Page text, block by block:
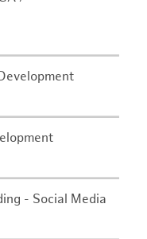
- Social Media